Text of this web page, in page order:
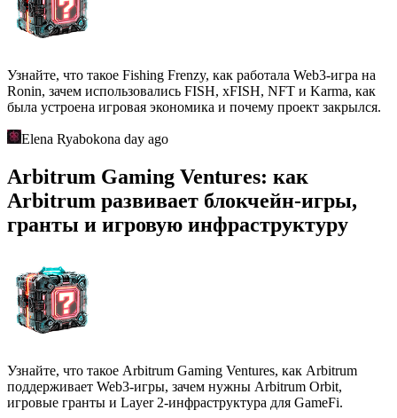
Узнайте, что такое Fishing Frenzy, как работала Web3-игра на
Ronin, зачем использовались FISH, xFISH, NFT и Karma, как
была устроена игровая экономика и почему проект закрылся.
Elena Ryabokona day ago
Arbitrum Gaming Ventures: как
Arbitrum развивает блокчейн-игры,
гранты и игровую инфраструктуру
Узнайте, что такое Arbitrum Gaming Ventures, как Arbitrum
поддерживает Web3-игры, зачем нужны Arbitrum Orbit,
игровые гранты и Layer 2-инфраструктура для GameFi.